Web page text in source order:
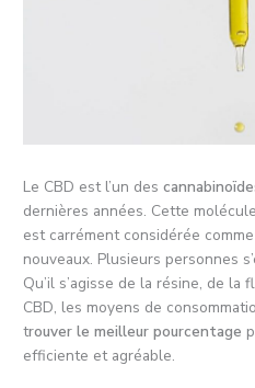
Le CBD est l’un des
dernières années. Cette
est carrément considérée
nouveaux. Plusieurs personnes
Qu’il s’agisse de la résine, de la
CBD, les moyens de
trouver le meilleur pourcentage
efficiente et agréable.